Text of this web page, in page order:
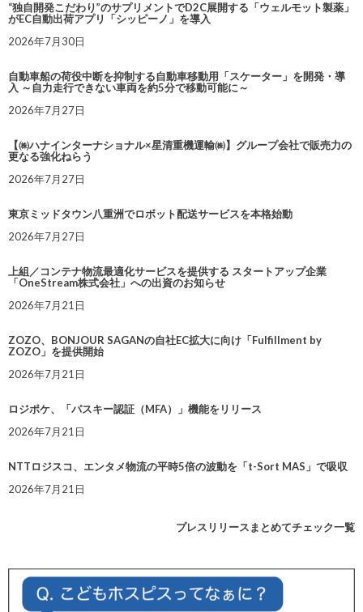
“独自開発こだわり”のサプリメントでD2C展開する「ウェルモット製薬」
がEC自動出荷アプリ「シッピーノ」を導入
2026年7月30日
自動車船の荷役中断を抑制する自動車移動用「スケーター」を開発・導
入 ～自力走行できない車両を約5分で移動可能に～
2026年7月27日
【㈱ハナインターナショナル×星清重機運輸㈱】グループ会社で販売力の
更なる強化ねらう
2026年7月27日
東京ミッドタウン八重洲でロボット配送サービスを本格始動
2026年7月27日
上組／コンテナ物流最適化サービスを提供する スタートアップ企業
「OneStream株式会社」への出資のお知らせ
2026年7月21日
ZOZO、BONJOUR SAGANの自社EC拡大に向け「Fulfillment by
ZOZO」を提供開始
2026年7月21日
ロジポケ、「パスキー認証（MFA）」機能をリリース
2026年7月21日
NTTロジスコ、エンタメ物流の平時5倍の波動を「t-Sort MAS」で吸収
2026年7月21日
プレスリリースまとめてチェック一覧